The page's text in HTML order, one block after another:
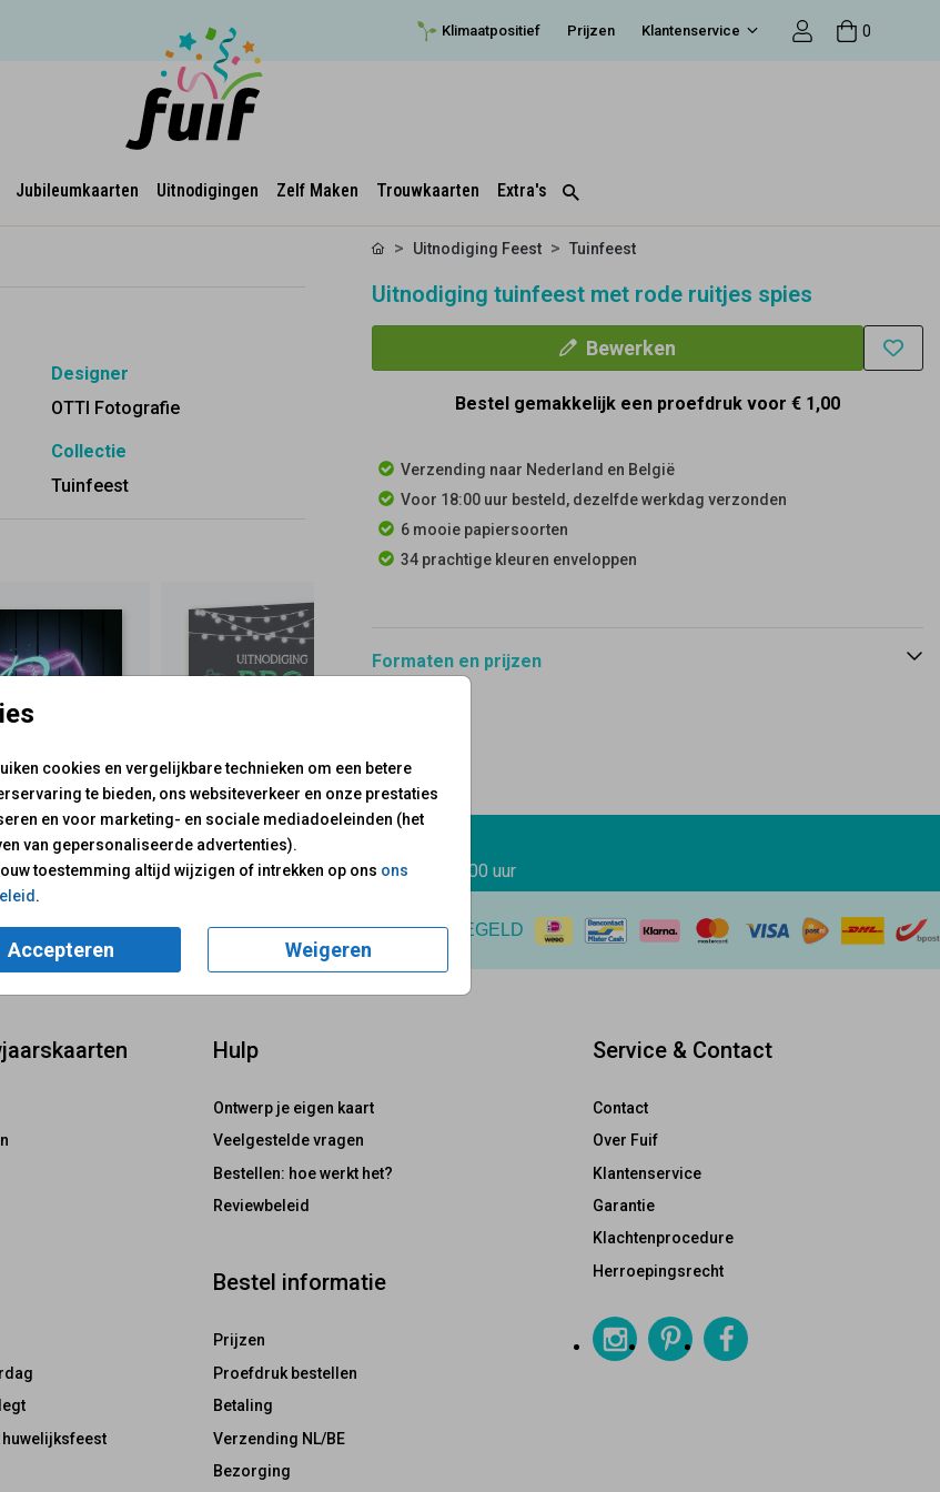
Klimaatpositief Prijzen Klantenservice 0
Jubileumkaarten Uitnodigingen Zelf Maken Trouwkaarten Extra's
cookies en vergelijkbare technieken om een betere
te bieden, ons websiteverkeer en onze prestaties
en voor marketing- en sociale mediadoeleinden (het
van gepersonaliseerde advertenties).
toestemming altijd wijzigen of intrekken op ons ons
.
Accepteren Weigeren
Designer
OTTI Fotografie
Collectie
Tuinfeest
Uitnodiging Feest Tuinfeest
Uitnodiging tuinfeest met rode ruitjes spies
Bewerken
Bestel gemakkelijk een proefdruk voor € 1,00
Verzending naar Nederland en België
Voor 18:00 uur besteld, dezelfde werkdag verzonden
6 mooie papiersoorten
34 prachtige kleuren enveloppen
Formaten en prijzen
klaar! Mail ons:
Op werkdagen van10.00 - 17.00 uur
GOED GEREGELD
Hulp
Ontwerp je eigen kaart
Veelgestelde vragen
Bestellen: hoe werkt het?
Reviewbeleid
Bestel informatie
Prijzen
Proefdruk bestellen
Betaling
Verzending NL/BE
Bezorging
Service & Contact
Contact
Over Fuif
Klantenservice
Garantie
Klachtenprocedure
Herroepingsrecht